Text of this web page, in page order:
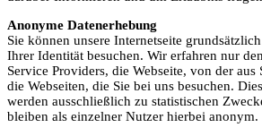
Anonyme Datenerhebung
Sie können unsere Internetseite
Ihrer Identität besuchen. Wir erfahren nur
Service Providers, die Webseite, von der aus
die Webseiten, die Sie bei uns besuchen.
werden ausschließlich zu statistischen
bleiben als einzelner Nutzer hierbei anonym.